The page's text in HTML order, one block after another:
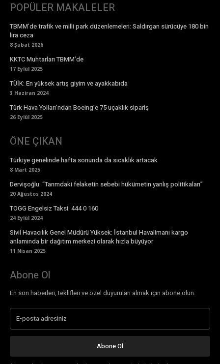
POPÜLER MAKALELER
TBMM’de trafik ve milli park düzenlemeleri: Saldırgan sürücüye 180 bin
lira ceza
8 Şubat 2026
KKTC Muhtarları TBMM’de
17 Eylül 2025
TÜİK: En yüksek artış giyim ve ayakkabıda
3 Haziran 2024
Türk Hava Yolları’ndan Boeing’e 75 uçaklık sipariş
26 Eylül 2025
ÖNE ÇIKAN
Türkiye genelinde hafta sonunda da sıcaklık artacak
8 Mart 2025
Dervişoğlu: “Tarımdaki felaketin sebebi hükümetin yanlış politikaları”
20 Ağustos 2024
TOGG Engelsiz Taksi: 444 0 160
24 Eylül 2024
Sivil Havacılık Genel Müdürü Yüksek: İstanbul Havalimanı kargo
anlamında bir dağıtım merkezi olarak hızla büyüyor
11 Nisan 2025
Abone Ol
En son haberleri, teklifleri ve özel duyuruları almak için abone olun.
Abone Ol